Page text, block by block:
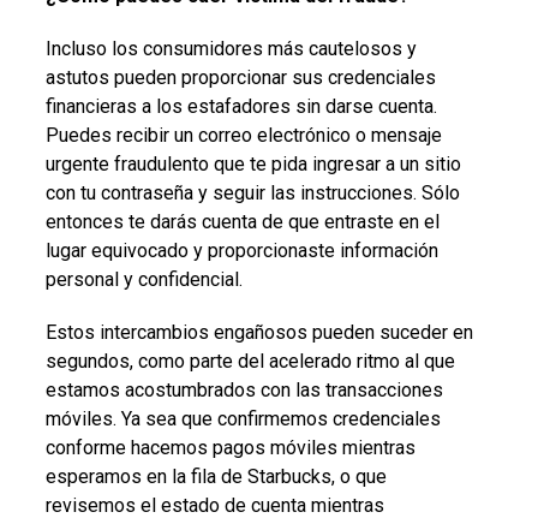
Incluso los consumidores más cautelosos y
astutos pueden proporcionar sus credenciales
financieras a los estafadores sin darse cuenta.
Puedes recibir un correo electrónico o mensaje
urgente fraudulento que te pida ingresar a un sitio
con tu contraseña y seguir las instrucciones. Sólo
entonces te darás cuenta de que entraste en el
lugar equivocado y proporcionaste información
personal y confidencial.
Estos intercambios engañosos pueden suceder en
segundos, como parte del acelerado ritmo al que
estamos acostumbrados con las transacciones
móviles. Ya sea que confirmemos credenciales
conforme hacemos pagos móviles mientras
esperamos en la fila de Starbucks, o que
revisemos el estado de cuenta mientras